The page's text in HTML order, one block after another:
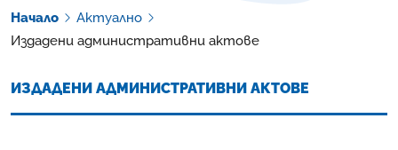
Начало
Актуално
Издадени административни актове
ИЗДАДЕНИ АДМИНИСТРАТИВНИ АКТОВЕ